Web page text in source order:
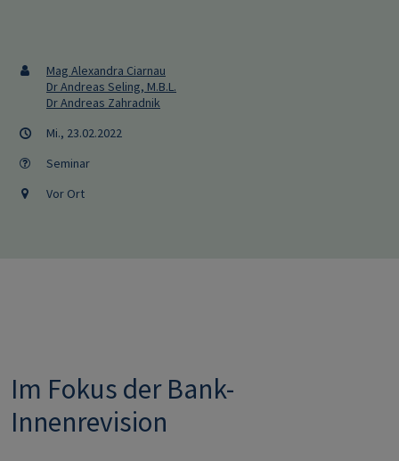
Mag Alexandra Ciarnau
Dr Andreas Seling, M.B.L.
Dr Andreas Zahradnik
Mi., 23.02.2022
Seminar
Vor Ort
Im Fokus der Bank-
Innenrevision